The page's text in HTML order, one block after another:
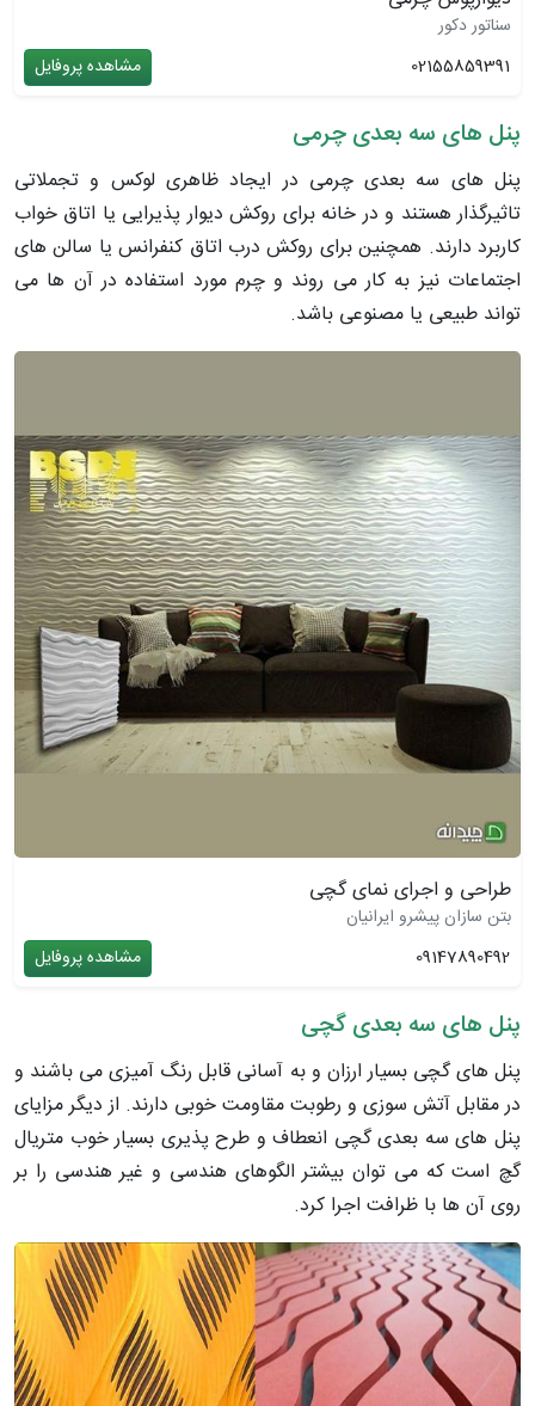
سناتور دکور
02155859391
مشاهده پروفایل
پنل های سه بعدی چرمی
پنل های سه بعدی چرمی در ایجاد ظاهری لوکس و تجملاتی
تاثیرگذار هستند و در خانه برای روکش دیوار پذیرایی یا اتاق خواب
کاربرد دارند. همچنین برای روکش درب اتاق کنفرانس یا سالن های
اجتماعات نیز به کار می روند و چرم مورد استفاده در آن ها می
تواند طبیعی یا مصنوعی باشد.
طراحی و اجرای نمای گچی
بتن سازان پیشرو ایرانیان
09147890492
مشاهده پروفایل
پنل های سه بعدی گچی
پنل های گچی بسیار ارزان و به آسانی قابل رنگ آمیزی می باشند و
در مقابل آتش سوزی و رطوبت مقاومت خوبی دارند. از دیگر مزایای
پنل های سه بعدی گچی انعطاف و طرح پذیری بسیار خوب متریال
گچ است که می توان بیشتر الگوهای هندسی و غیر هندسی را بر
روی آن ها با ظرافت اجرا کرد.